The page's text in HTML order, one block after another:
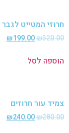
המטייט לגבר
₪
₪199.00
לסל
עור חרוזים
₪
₪240.00